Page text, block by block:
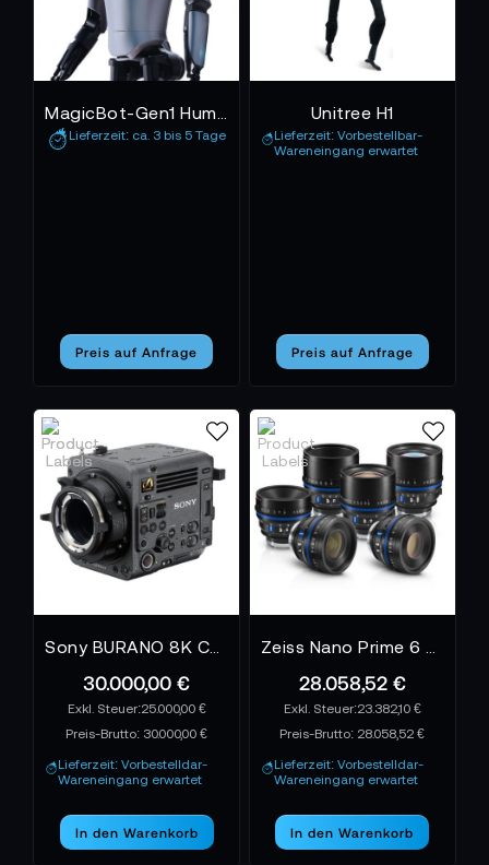
oder auch mit
0% leasen
und finanzieren. Nutzen Sie
im Warenkorb Ihren Bedürfnissen entsprechend eine
unserer vielen Zahlungsoptionen wie PayPal Plus
Käuferschutz garantieren.
Lieferzeit: ca. 3 bis 5 Tage
Preis auf Anfrage
Unitree H1
Lieferzeit: Vorbestellbar-
Wareneingang erwartet
Preis auf Anfrage
30.000,00 €
25.000,00 €
Preis-Brutto: 30.000,00 €
Lieferzeit: Vorbestelldar-
Wareneingang erwartet
In den Warenkorb
28.058,52 €
23.382,10 €
Preis-Brutto: 28.058,52 €
Lieferzeit: Vorbestelldar-
Wareneingang erwartet
In den Warenkorb